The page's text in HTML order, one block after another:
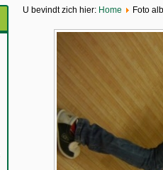
U bevindt zich hier: Home Foto